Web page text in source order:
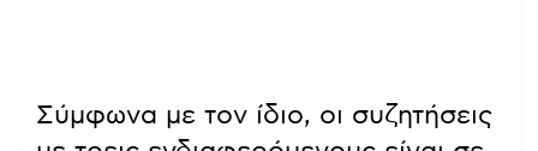
Σύμφωνα με τον ίδιο, οι συζητήσεις